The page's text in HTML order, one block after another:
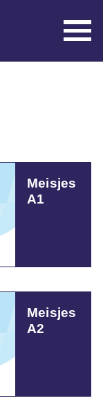
Meisjes
A1
Meisjes
A2